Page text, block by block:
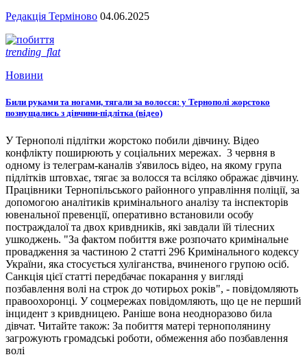
Редакція Терміново 04.06.2025
trending_flat
Новини
Били руками та ногами, тягали за волосся: у Тернополі жорстоко
познущались з дівчини-підлітка (відео)
У Тернополі підлітки жорстоко побили дівчину. Відео
конфлікту поширюють у соціальних мережах. 3 червня в
одному із телеграм-каналів з'явилось відео, на якому група
підлітків штовхає, тягає за волосся та всіляко ображає дівчину.
Працівники Тернопільського районного управління поліції, за
допомогою аналітиків кримінального аналізу та інспекторів
ювенальної превенції, оперативно встановили особу
постраждалої та двох кривдників, які завдали їй тілесних
ушкоджень. "За фактом побиття вже розпочато кримінальне
провадження за частиною 2 статті 296 Кримінального кодексу
України, яка стосується хуліганства, вчиненого групою осіб.
Санкція цієї статті передбачає покарання у вигляді
позбавлення волі на строк до чотирьох років", - повідомляють
правоохоронці. У соцмережах повідомляють, що це не перший
інцидент з кривдницею. Раніше вона неодноразово била
дівчат. Читайте також: За побиття матері тернополянину
загрожують громадські роботи, обмеження або позбавлення
волі